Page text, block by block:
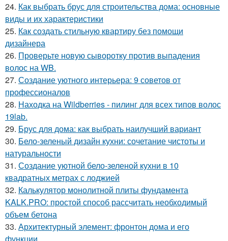
24. Как выбрать брус для строительства дома: основные
виды и их характеристики
25. Как создать стильную квартиру без помощи
дизайнера
26. Проверьте новую сыворотку против выпадения
волос на WB.
27. Создание уютного интерьера: 9 советов от
профессионалов
28. Находка на Wildberries - пилинг для всех типов волос
19lab.
29. Брус для дома: как выбрать наилучший вариант
30. Бело-зеленый дизайн кухни: сочетание чистоты и
натуральности
31. Создание уютной бело-зеленой кухни в 10
квадратных метрах с лоджией
32. Калькулятор монолитной плиты фундамента
KALK.PRO: простой способ рассчитать необходимый
объем бетона
33. Архитектурный элемент: фронтон дома и его
функции